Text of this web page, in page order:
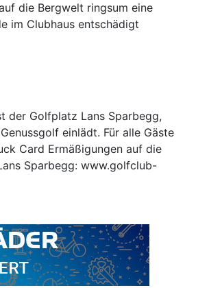
die Bergwelt ringsum eine
im Clubhaus entschädigt
der Golfplatz Lans Sparbegg,
einlädt. Für alle Gäste
Card Ermäßigungen auf die
Sparbegg: www.golfclub-